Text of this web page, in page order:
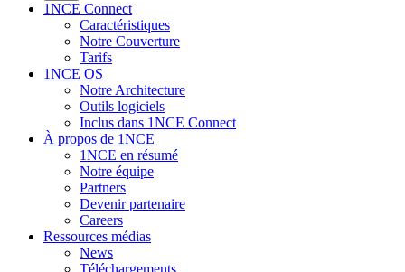
1NCE Connect
Caractéristiques
Notre Couverture
Tarifs
1NCE OS
Notre Architecture
Outils logiciels
Inclus dans 1NCE Connect
À propos de 1NCE
1NCE en résumé
Notre équipe
Partners
Devenir partenaire
Careers
Ressources médias
News
Téléchargements